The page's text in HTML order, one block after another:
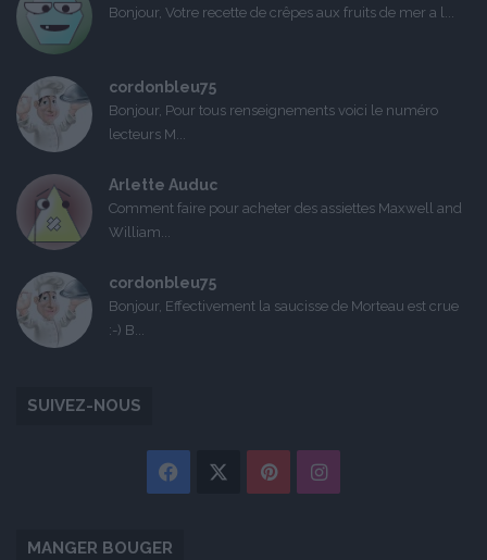
Bonjour, Votre recette de crêpes aux fruits de mer a l...
cordonbleu75
Bonjour, Pour tous renseignements voici le numéro
lecteurs M...
Arlette Auduc
Comment faire pour acheter des assiettes Maxwell and
William...
cordonbleu75
Bonjour, Effectivement la saucisse de Morteau est crue
:-) B...
SUIVEZ-NOUS
Facebook PinterestInstagram
MANGER BOUGER